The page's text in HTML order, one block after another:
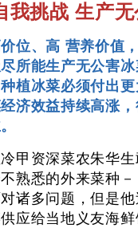
我挑战 生产
位、高 营养价值
所能生产无公害
植冰菜必须付出更
济效益持续高涨
甲资深菜农朱华
熟悉的外来菜种
诸多问题，但是
应给当地义友海鲜